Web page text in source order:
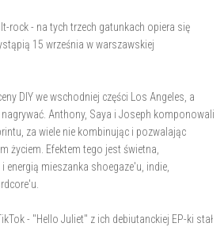
rock - na tych trzech gatunkach opiera się
15 września w warszawskiej
DIY we wschodniej części Los Angeles, a
Anthony, Saya i Joseph komponowali
za wiele nie kombinując i pozwalając
życiem. Efektem tego jest świetna,
energią mieszanka shoegaze'u, indie,
- "Hello Juliet" z ich debiutanckiej EP-ki stał